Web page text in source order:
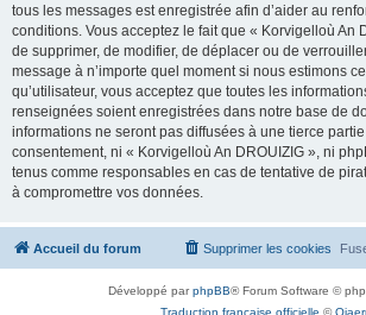
tous les messages est enregistrée afin d’aider au
conditions. Vous acceptez le fait que « Korvigelloù An
de supprimer, de modifier, de déplacer ou de
message à n’importe quel moment si nous estimons
qu’utilisateur, vous acceptez que toutes les
renseignées soient enregistrées dans notre base de
informations ne seront pas diffusées à une tierce
consentement, ni « Korvigelloù An DROUIZIG », ni
tenus comme responsables en cas de tentative de
à compromettre vos données.
Accueil du forum Supprimer les cookies
Développé parphpBB® Forum Software ©
Traduction française officielle ©